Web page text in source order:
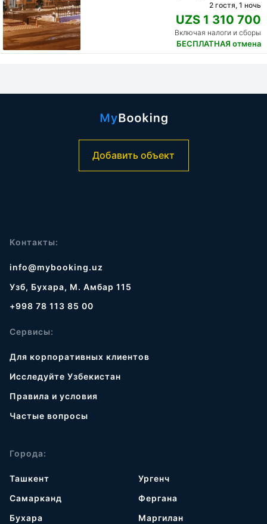
2 гостя, 1 ночь
UZS 1 310 700
Включая налоги и сборы
БЕСПЛАТНАЯ отмена
Добавить объект
Контакты:
info@mybooking.uz
Узб, Бухара, М. Амбар 115
+998 78 113 85 00
Сервисы:
Для корпоративных клиентов
Исследуйте Узбекистан
Правила и условия
Частые вопросы
Города:
Ташкент
Самарканд
Бухара
Ургенч
Фергана
Маргилан